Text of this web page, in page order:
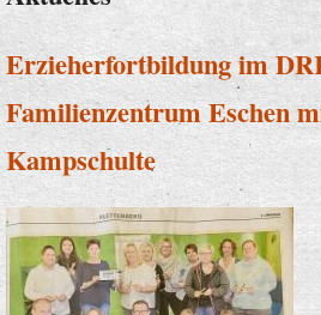
Erzieherfortbildung im
Familienzentrum Eschen
Kampschulte